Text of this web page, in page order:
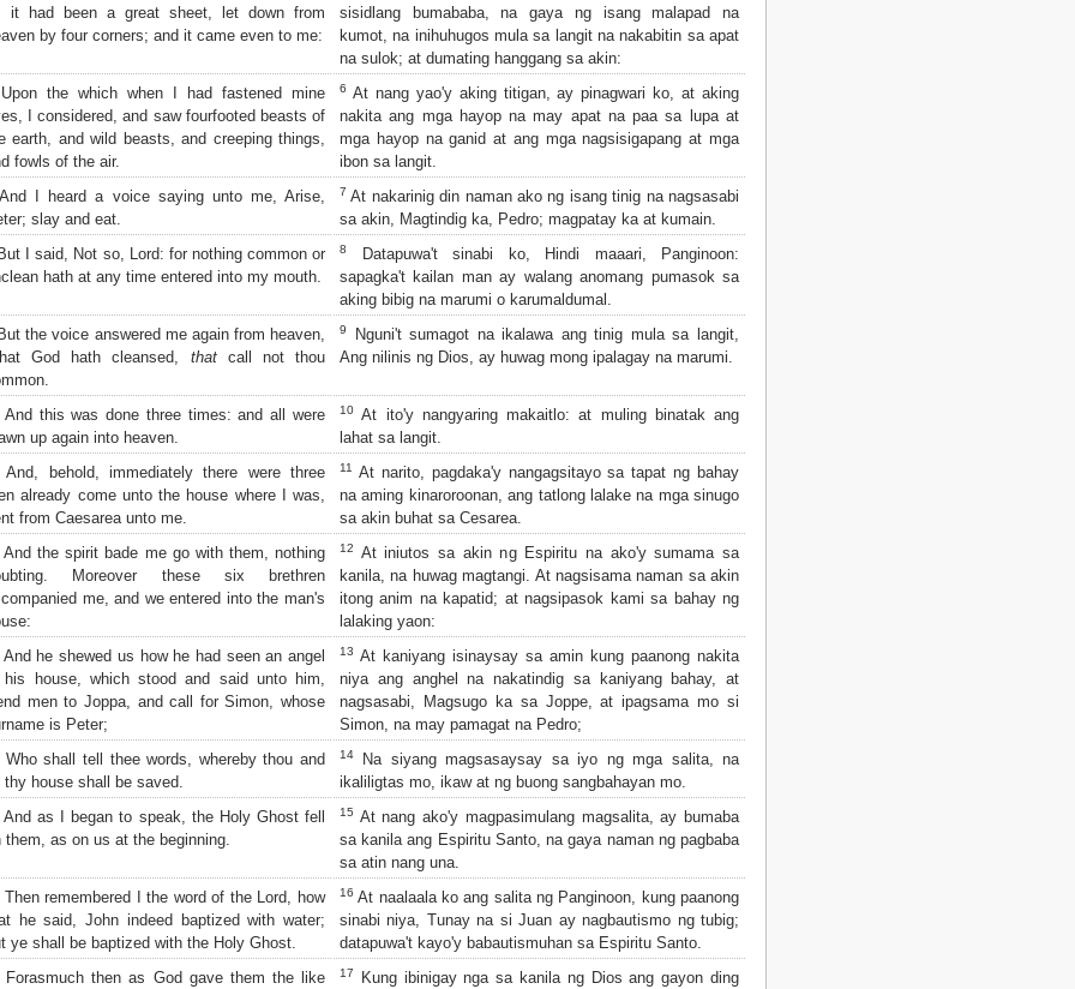
it had been a great sheet, let down from
by four corners; and it came even to me:
sisidlang bumababa, na gaya ng isang malapad na
kumot, na inihuhugos mula sa langit na nakabitin sa apat
na sulok; at dumating hanggang sa akin:
Upon the which when I had fastened mine
I considered, and saw fourfooted beasts of
earth, and wild beasts, and creeping things,
fowls of the air.
6 At nang yao'y aking titigan, ay pinagwari ko, at aking
nakita ang mga hayop na may apat na paa sa lupa at
mga hayop na ganid at ang mga nagsisigapang at mga
ibon sa langit.
And I heard a voice saying unto me, Arise,
slay and eat.
7 At nakarinig din naman ako ng isang tinig na nagsasabi
sa akin, Magtindig ka, Pedro; magpatay ka at kumain.
But I said, Not so, Lord: for nothing common or
hath at any time entered into my mouth.
8
Datapuwa't sinabi ko, Hindi maaari, Panginoon:
sapagka't kailan man ay walang anomang pumasok sa
aking bibig na marumi o karumaldumal.
But the voice answered me again from heaven,
God hath cleansed, thatcall not thou
9
Nguni't sumagot na ikalawa ang tinig mula sa langit,
Ang nilinis ng Dios, ay huwag mong ipalagay na marumi.
And this was done three times: and all were
up again into heaven.
10 At ito'y nangyaring makaitlo: at muling binatak ang
lahat sa langit.
And, behold, immediately there were three
already come unto the house where I was,
from Caesarea unto me.
11
At narito, pagdaka'y nangagsitayo sa tapat ng bahay
na aming kinaroroonan, ang tatlong lalake na mga sinugo
sa akin buhat sa Cesarea.
And the spirit bade me go with them, nothing
Moreover these six brethren
me, and we entered into the man's
12
At iniutos sa akin ng Espiritu na ako'y sumama sa
kanila, na huwag magtangi. At nagsisama naman sa akin
itong anim na kapatid; at nagsipasok kami sa bahay ng
lalaking yaon:
And he shewed us how he had seen an angel
house, which stood and said unto him,
men to Joppa, and call for Simon, whose
is Peter;
13 At kaniyang isinaysay sa amin kung paanong nakita
niya ang anghel na nakatindig sa kaniyang bahay, at
nagsasabi, Magsugo ka sa Joppe, at ipagsama mo si
Simon, na may pamagat na Pedro;
Who shall tell thee words, whereby thou and
thy house shall be saved.
14
Na siyang magsasaysay sa iyo ng mga salita, na
ikaliligtas mo, ikaw at ng buong sangbahayan mo.
And as I began to speak, the Holy Ghost fell
them, as on us at the beginning.
15 At nang ako'y magpasimulang magsalita, ay bumaba
sa kanila ang Espiritu Santo, na gaya naman ng pagbaba
sa atin nang una.
Then remembered I the word of the Lord, how
he said, John indeed baptized with water;
ye shall be baptized with the Holy Ghost.
16 At naalaala ko ang salita ng Panginoon, kung paanong
sinabi niya, Tunay na si Juan ay nagbautismo ng tubig;
datapuwa't kayo'y babautismuhan sa Espiritu Santo.
Forasmuch then as God gave them the like
17
Kung ibinigay nga sa kanila ng Dios ang gayon ding